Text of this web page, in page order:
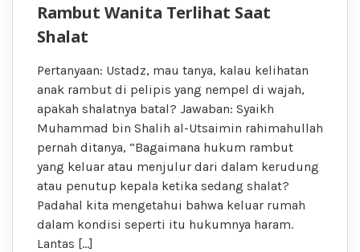
Rambut Wanita Terlihat Saat
Shalat
Pertanyaan: Ustadz, mau tanya, kalau kelihatan
anak rambut di pelipis yang nempel di wajah,
apakah shalatnya batal? Jawaban: Syaikh
Muhammad bin Shalih al-Utsaimin rahimahullah
pernah ditanya, “Bagaimana hukum rambut
yang keluar atau menjulur dari dalam kerudung
atau penutup kepala ketika sedang shalat?
Padahal kita mengetahui bahwa keluar rumah
dalam kondisi seperti itu hukumnya haram.
Lantas […]